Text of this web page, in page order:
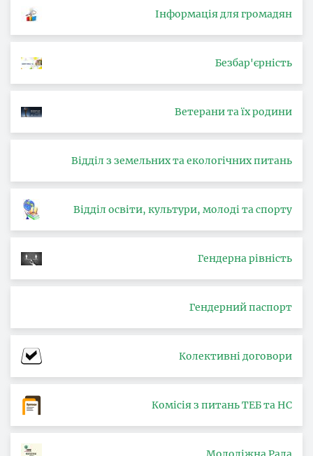
Інформація для громадян
Безбар'єрність
Ветерани та їх родини
Відділ з земельних та екологічних питань
Відділ освіти, культури, молоді та спорту
Гендерна рівність
Гендерний паспорт
Колективні договори
Комісія з питань ТЕБ та НС